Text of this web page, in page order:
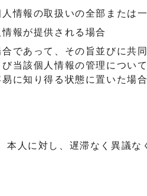
情報の取扱いの全部または
報が提供される場合
であって、その旨並びに共
当該個人情報の管理につい
に知り得る状態に置いた場合
人に対し、遅滞なく異議な